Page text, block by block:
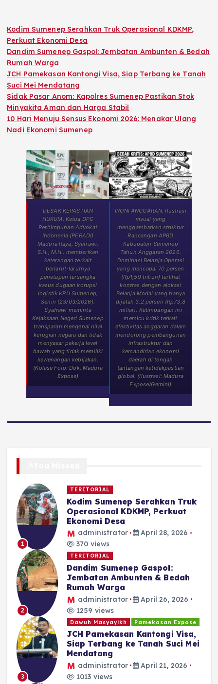
Kodim Sumenep Serahkan Truk Operasional KDKMP,
Perkuat Ekonomi Desa
Dandim Sumenep Gaspol: Jembatan Ambunten & Bedah
Rumah Warga
JCH Pamekasan Kantongi Visa, Siap Terbang ke Tanah
Suci Mei Mendatang
Sidak Pasar Anom: Kapolres Sumenep Pastikan Stok
Minyakita Aman dan Harga Stabil
10 Hari Menuju Sensus Ekonomi 2026: Menakar Ulang
Nadi Ekonomi Sumenep
DESAK KEPASTIAN
HUKUM. Ketua DPC
Perhimpunan Advokat
Indonesia (PERADI)
Madura Raya, Syafrawi,
S.H., M.H., memberikan
keterangan terkait
berlarut-larutnya
penetapan tersangka
kasus dugaan korupsi
logistik KPU Sumenep,
Senin (23/03/2026).
Syafrawi meminta
Kejaksaan Negeri Sumenep
transparan mengenai nilai
kerugian negara dan tidak
menyasar pekerja level
bawah yang tidak memiliki
kewenangan kebijakan.
(Kolase Foto: Dok. Madura
Expose)
IRONI ANGGARAN. Ilustrasi
visual yang
menggambarkan struktur
Rancangan APBD
Kabupaten Sumenep
Tahun Anggaran 2026.
Dominasi Belanja Operasi
yang mencapai 70 persen
(Rp1,59 triliun) terlihat
kontras dengan alokasi
Belanja Modal yang hanya
dijatah 3,2 persen (Rp73,8
miliar). Ketimpangan ini
memicu kritik terkait
efektivitas anggaran dalam
mendorong pembangunan
infrastruktur dan
kemandirian ekonomi
daerah di tengah
tantangan ketidakpastian
global. (Ilustrasi: Madura
Expose/Gemini)
1
TERITORIAL
Kodim Sumenep Serahkan Truk
Operasional KDKMP, Perkuat
Ekonomi Desa
administrator
April 28, 2026
370 views
2
TERITORIAL
Dandim Sumenep Gaspol:
Jembatan Ambunten & Bedah
Rumah Warga
administrator
April 26, 2026
1259 views
3
Dawuh Masyayikh Pamekasan Expose
JCH Pamekasan Kantongi Visa,
Siap Terbang ke Tanah Suci Mei
Mendatang
administrator
April 21, 2026
1013 views